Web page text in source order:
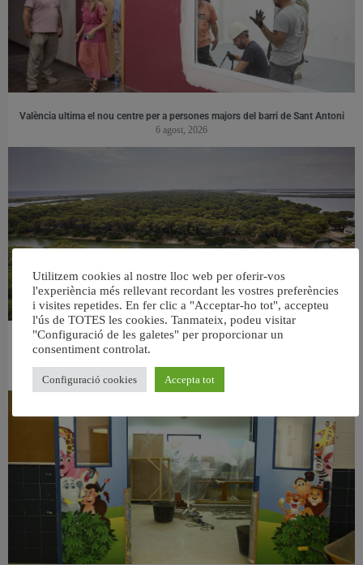
València ultima el nou centre per a persones majors del barri de Sant Antoni
6 agost, 2026
València retira prop de 15.000 litres de residus de la Devesa durant el mes de
Utilitzem cookies al nostre lloc web per oferir-vos
l'experiència més rellevant recordant les vostres preferències
i visites repetides. En fer clic a "Acceptar-ho tot", accepteu
l'ús de TOTES les cookies. Tanmateix, podeu visitar
"Configuració de les galetes" per proporcionar un
consentiment controlat.
Configuració cookies Accepta tot